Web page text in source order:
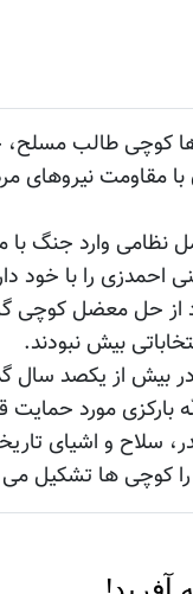
کوچی طالب مسلح،
با مقاومت
وارد جنگ با
احمدزی را با خود
از حل معضل
بیش نبودند.
بیش از یکصد سال
بارکزی مورد حمایت
سلاح و اشیای
کوچی ها تشکیل